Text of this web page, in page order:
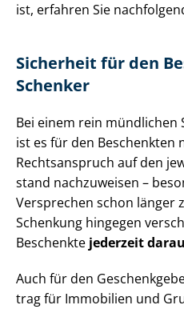
ist, erfahren Sie
Sicherheit für den
Schenker
Bei einem rein mündlichen
ist es für den Beschenkten
Rechtsanspruch auf den
stand nachzuweisen –
Versprechen schon länger
Schenkung hingegen
Beschenkte jederzeit
Auch für den
trag für Immobilien und